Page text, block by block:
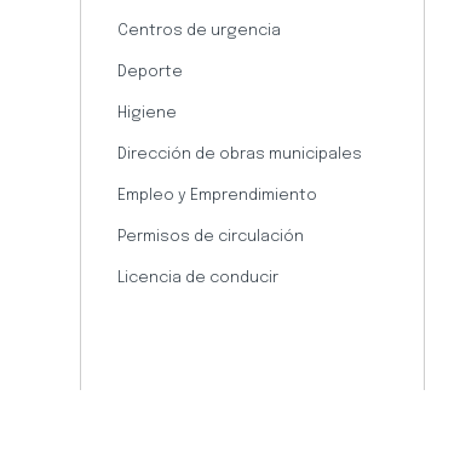
Centros de urgencia
Deporte
Higiene
Dirección de obras municipales
Empleo y Emprendimiento
Permisos de circulación
Licencia de conducir